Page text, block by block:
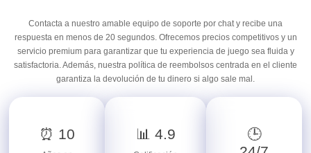
Contacta a nuestro amable equipo de soporte por chat y recibe una
respuesta en menos de 20 segundos. Ofrecemos precios competitivos y un
servicio premium para garantizar que tu experiencia de juego sea fluida y
satisfactoria. Además, nuestra política de reembolsos centrada en el cliente
garantiza la devolución de tu dinero si algo sale mal.
⏰ 10 📊 4.9
🕒